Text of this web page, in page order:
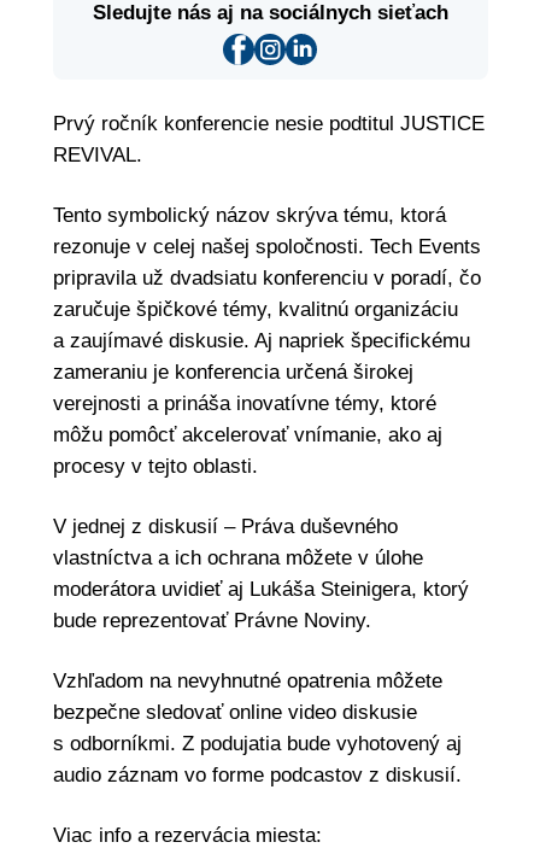
Sledujte nás aj na sociálnych sieťach
Prvý ročník konferencie nesie podtitul JUSTICE
REVIVAL.
Tento symbolický názov skrýva tému, ktorá
rezonuje v celej našej spoločnosti. Tech Events
pripravila už dvadsiatu konferenciu v poradí, čo
zaručuje špičkové témy, kvalitnú organizáciu
a zaujímavé diskusie. Aj napriek špecifickému
zameraniu je konferencia určená širokej
verejnosti a prináša inovatívne témy, ktoré
môžu pomôcť akcelerovať vnímanie, ako aj
procesy v tejto oblasti.
V jednej z diskusií – Práva duševného
vlastníctva a ich ochrana môžete v úlohe
moderátora uvidieť aj Lukáša Steinigera, ktorý
bude reprezentovať Právne Noviny.
Vzhľadom na nevyhnutné opatrenia môžete
bezpečne sledovať online video diskusie
s odborníkmi. Z podujatia bude vyhotovený aj
audio záznam vo forme podcastov z diskusií.
Viac info a rezervácia miesta: